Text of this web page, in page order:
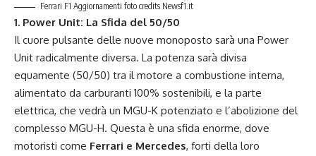
Ferrari F1 Aggiornamenti foto credits Newsf1.it
1. Power Unit: La Sfida del 50/50
Il cuore pulsante delle nuove monoposto sarà una Power
Unit radicalmente diversa. La potenza sarà divisa
equamente (50/50) tra il motore a combustione interna,
alimentato da carburanti 100% sostenibili, e la parte
elettrica, che vedrà un MGU-K potenziato e l’abolizione del
complesso MGU-H. Questa è una sfida enorme, dove
motoristi come Ferrari e Mercedes, forti della loro